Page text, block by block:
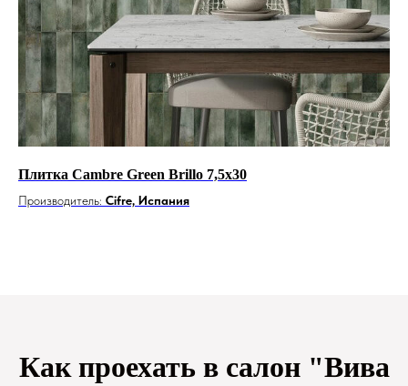
Плитка Cambre Green Brillo 7,5x30
Производитель: Cifre, Испания
Как проехать в салон "Вива